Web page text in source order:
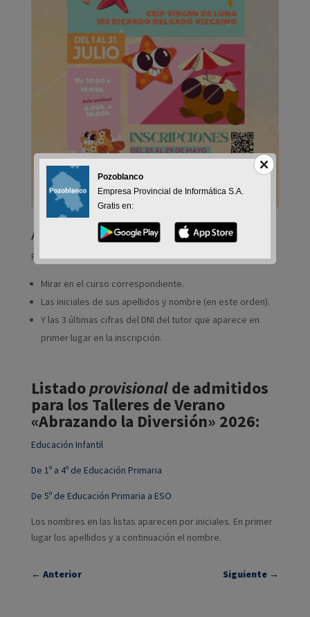
Aclaraciones:
Para buscar al niño/a, recuerda.
Mirar en el curso correspondiente.
Las iniciales de sus apellidos y nombre (en este orden).
Y las 3 últimas cifras del DNI del tutor que aparece en
primer lugar en la inscripción.
Listadoprovisionalde admitidos
para los Talleres de Verano
«Abrazando la Diversión» 2026:
Educación Infantil
De 1º a 4º de Educación Primaria
De 5º de Educación Primaria a ESO
Los nombres en las listas aparecen por iniciales. En primer
lugar los apellidos y a continuación el nombre.
← Anterior Siguiente →
Pozoblanco
Empresa Provincial de Informática S.A.
Gratis en: